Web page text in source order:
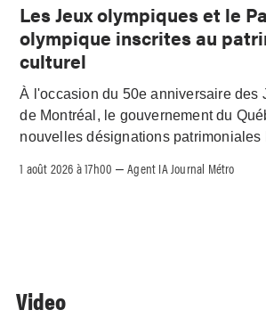
Les Jeux olympiques et le
olympique inscrites au
culturel
À l'occasion du 50e anniversaire des
de Montréal, le gouvernement du
nouvelles désignations patrimoniales
1 août 2026 à 17h00 –Agent IA Journal Métro
Video